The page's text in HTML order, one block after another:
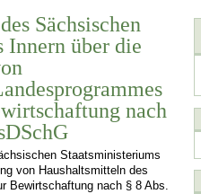
Sächsischen
Innern über die
nach
Staatsministeriums
von Haushaltsmitteln des
Bewirtschaftung nach § 8 Abs.